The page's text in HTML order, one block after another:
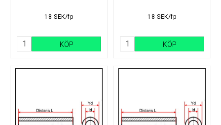
18 SEK/fp
KÖP
18 SEK/fp
KÖP